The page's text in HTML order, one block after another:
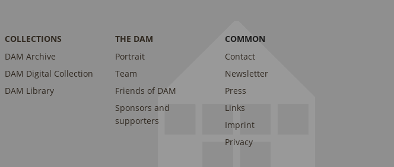
COLLECTIONS
DAM Archive
DAM Digital Collection
DAM Library
THE DAM
Portrait
Team
Friends of DAM
Sponsors and
supporters
COMMON
Contact
Newsletter
Press
Links
Imprint
Privacy